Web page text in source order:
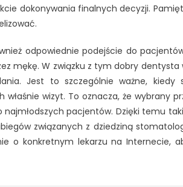
dokonywania finalnych decyzji.
odpowiednie podejście do
mękę. W związku z tym dobry dentysta
Jest to szczególnie ważne, kiedy
wizyt. To oznacza, że wybrany
pacjentów. Dzięki temu
związanych z dziedziną
o konkretnym lekarzu na Internecie,